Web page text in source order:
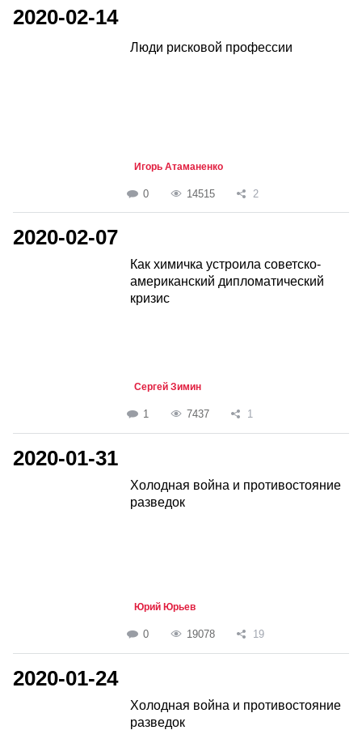
2020-02-14
Люди рисковой профессии
Игорь Атаманенко
0 14515 2
2020-02-07
Как химичка устроила советско-
американский дипломатический
кризис
Сергей Зимин
1 7437 1
2020-01-31
Холодная война и противостояние
разведок
Юрий Юрьев
0 19078 19
2020-01-24
Холодная война и противостояние
разведок